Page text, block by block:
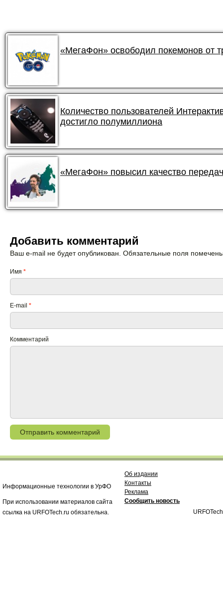
«МегаФон» освободил покемонов от
Количество пользователей
достигло полумиллиона
«МегаФон» повысил качество
Добавить комментарий
Ваш e-mail не будет опубликован. Обязательные поля
Имя *
E-mail *
Комментарий
Информационные технологии в УрФО
При использовании материалов сайта
ссылка на URFOTech.ru обязательна.
Об издании
Контакты
Реклама
Сообщить новость